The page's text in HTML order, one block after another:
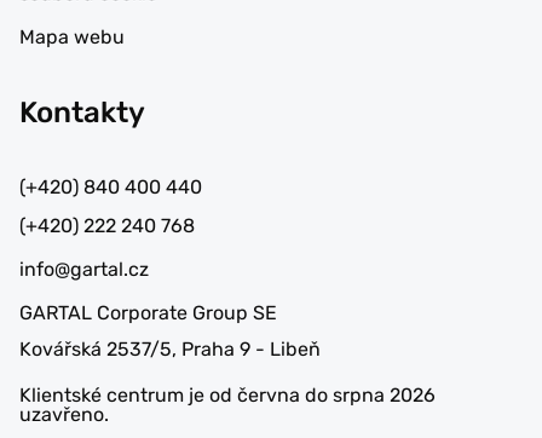
Mapa webu
Kontakty
(+420) 840 400 440
(+420) 222 240 768
info@gartal.cz
GARTAL Corporate Group SE
Kovářská 2537/5, Praha 9 - Libeň
Klientské centrum je od června do srpna 2026
uzavřeno.